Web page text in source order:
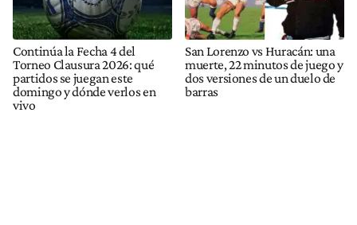
Continúa la Fecha 4 del
Torneo Clausura 2026: qué
partidos se juegan este
domingo y dónde verlos en
vivo
San Lorenzo vs Huracán: una
muerte, 22 minutos de juego y
dos versiones de un duelo de
barras